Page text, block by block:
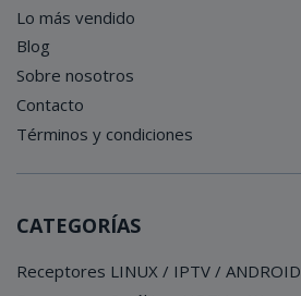
Lo más vendido
Blog
Sobre nosotros
Contacto
Términos y condiciones
CATEGORÍAS
Receptores LINUX / IPTV / ANDROID